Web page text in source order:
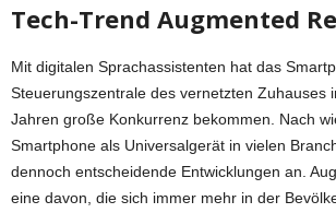
Tech-Trend Augmented
Mit digitalen Sprachassistenten hat das
Steuerungszentrale des vernetzten Zuhauses
Jahren große Konkurrenz bekommen. Nach
Smartphone als Universalgerät in vielen
dennoch entscheidende Entwicklungen an.
eine davon, die sich immer mehr in der